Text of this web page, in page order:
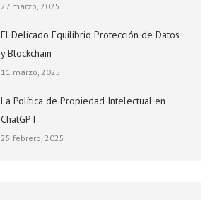
27 marzo, 2025
El Delicado Equilibrio Protección de Datos
y Blockchain
11 marzo, 2025
La Política de Propiedad Intelectual en
ChatGPT
25 febrero, 2025